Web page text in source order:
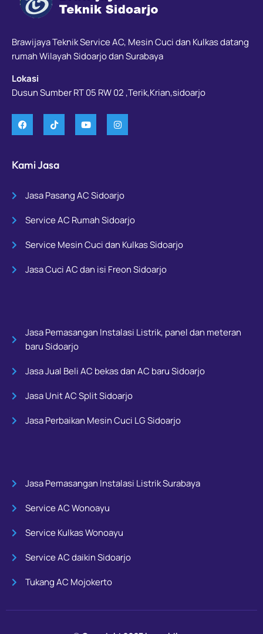
Brawijaya Teknik Service AC, Mesin Cuci dan Kulkas datang
rumah Wilayah Sidoarjo dan Surabaya
Lokasi
Dusun Sumber RT 05 RW 02 ,Terik,Krian,sidoarjo
Kami Jasa
Jasa Pasang AC Sidoarjo
Service AC Rumah Sidoarjo
Service Mesin Cuci dan Kulkas Sidoarjo
Jasa Cuci AC dan isi Freon Sidoarjo
Jasa Pemasangan Instalasi Listrik, panel dan meteran
baru Sidoarjo
Jasa Jual Beli AC bekas dan AC baru Sidoarjo
Jasa Unit AC Split Sidoarjo
Jasa Perbaikan Mesin Cuci LG Sidoarjo
Jasa Pemasangan Instalasi Listrik Surabaya
Service AC Wonoayu
Service Kulkas Wonoayu
Service AC daikin Sidoarjo
Tukang AC Mojokerto